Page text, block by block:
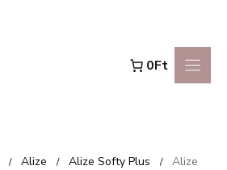
0Ft
/ Alize / Alize Softy Plus /
Alize